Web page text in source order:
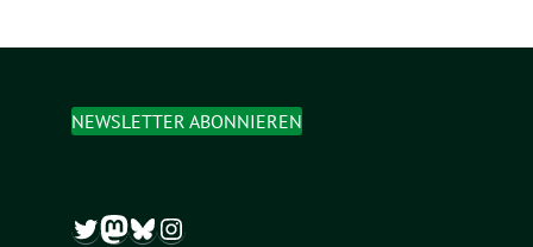
NEWSLETTER ABONNIEREN
Twitter
Mastodon
Bluesky
Instagram